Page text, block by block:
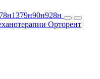
1379н90н928н
Орторент